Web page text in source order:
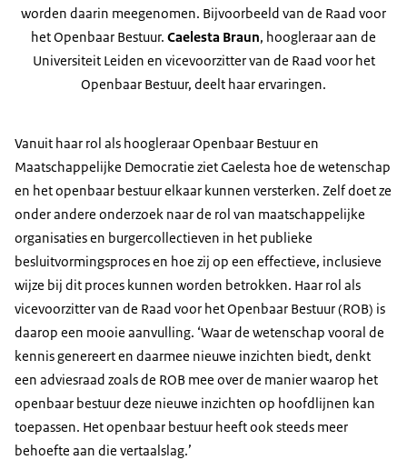
worden daarin meegenomen. Bijvoorbeeld van de Raad voor
het Openbaar Bestuur. Caelesta Braun, hoogleraar aan de
Universiteit Leiden en vicevoorzitter van de Raad voor het
Openbaar Bestuur, deelt haar ervaringen.
Vanuit haar rol als hoogleraar Openbaar Bestuur en
Maatschappelijke Democratie ziet Caelesta hoe de wetenschap
en het openbaar bestuur elkaar kunnen versterken. Zelf doet ze
onder andere onderzoek naar de rol van maatschappelijke
organisaties en burgercollectieven in het publieke
besluitvormingsproces en hoe zij op een effectieve, inclusieve
wijze bij dit proces kunnen worden betrokken. Haar rol als
vicevoorzitter van de Raad voor het Openbaar Bestuur (ROB) is
daarop een mooie aanvulling. ‘Waar de wetenschap vooral de
kennis genereert en daarmee nieuwe inzichten biedt, denkt
een adviesraad zoals de ROB mee over de manier waarop het
openbaar bestuur deze nieuwe inzichten op hoofdlijnen kan
toepassen. Het openbaar bestuur heeft ook steeds meer
behoefte aan die vertaalslag.’